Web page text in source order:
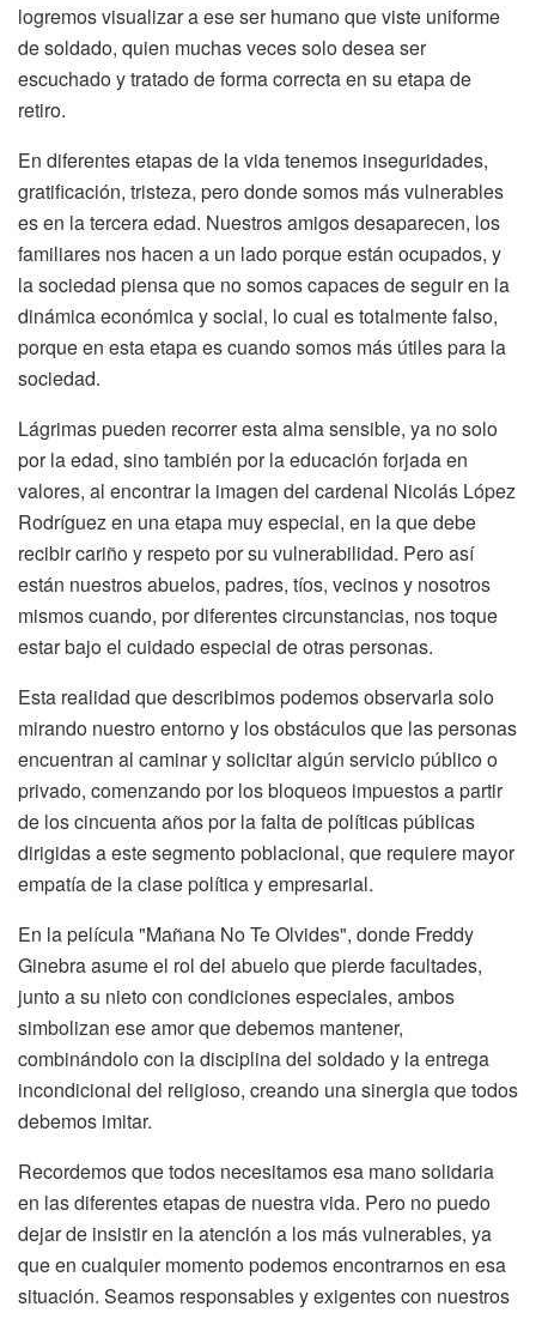
logremos visualizar a ese ser humano que viste uniforme
de soldado, quien muchas veces solo desea ser
escuchado y tratado de forma correcta en su etapa de
retiro.
En diferentes etapas de la vida tenemos inseguridades,
gratificación, tristeza, pero donde somos más vulnerables
es en la tercera edad. Nuestros amigos desaparecen, los
familiares nos hacen a un lado porque están ocupados, y
la sociedad piensa que no somos capaces de seguir en la
dinámica económica y social, lo cual es totalmente falso,
porque en esta etapa es cuando somos más útiles para la
sociedad.
Lágrimas pueden recorrer esta alma sensible, ya no solo
por la edad, sino también por la educación forjada en
valores, al encontrar la imagen del cardenal Nicolás López
Rodríguez en una etapa muy especial, en la que debe
recibir cariño y respeto por su vulnerabilidad. Pero así
están nuestros abuelos, padres, tíos, vecinos y nosotros
mismos cuando, por diferentes circunstancias, nos toque
estar bajo el cuidado especial de otras personas.
Esta realidad que describimos podemos observarla solo
mirando nuestro entorno y los obstáculos que las personas
encuentran al caminar y solicitar algún servicio público o
privado, comenzando por los bloqueos impuestos a partir
de los cincuenta años por la falta de políticas públicas
dirigidas a este segmento poblacional, que requiere mayor
empatía de la clase política y empresarial.
En la película "Mañana No Te Olvides", donde Freddy
Ginebra asume el rol del abuelo que pierde facultades,
junto a su nieto con condiciones especiales, ambos
simbolizan ese amor que debemos mantener,
combinándolo con la disciplina del soldado y la entrega
incondicional del religioso, creando una sinergia que todos
debemos imitar.
Recordemos que todos necesitamos esa mano solidaria
en las diferentes etapas de nuestra vida. Pero no puedo
dejar de insistir en la atención a los más vulnerables, ya
que en cualquier momento podemos encontrarnos en esa
situación. Seamos responsables y exigentes con nuestros